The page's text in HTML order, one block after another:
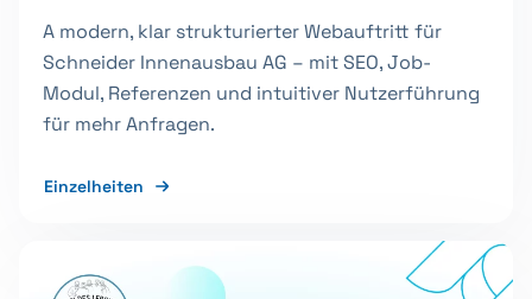
A modern, klar strukturierter Webauftritt für
Schneider Innenausbau AG – mit SEO, Job-
Modul, Referenzen und intuitiver Nutzerführung
für mehr Anfragen.
Einzelheiten